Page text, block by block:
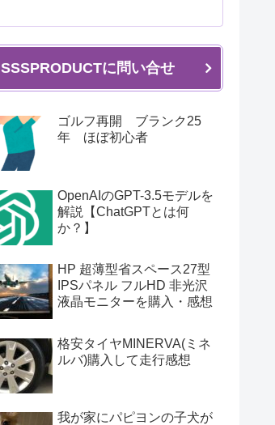
SSSPRODUCTに問い合せ
ゴルフ再開 ブランク25
年 ほぼ初心者
OpenAIのGPT-3.5モデルを
解説【ChatGPTとは何
か？】
HP 超薄型省スペース27型
IPSパネル フルHD 非光沢
液晶モニターを購入・感想
格安タイヤMINERVA(ミネ
ルバ)購入して走行感想
我が家にパピヨンの子犬が